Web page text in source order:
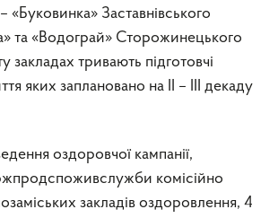
«Буковинка» Заставнівського
та «Водограй» Сторожинецького
закладах тривають підготовчі
яких заплановано на II – III декаду
оздоровчої кампанії,
комісійно
закладів оздоровлення, 4